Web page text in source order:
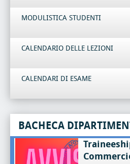
MODULISTICA STUDENTI
CALENDARIO DELLE LEZIONI
CALENDARI DI ESAME
BACHECA